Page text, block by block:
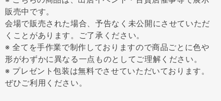
販売中です。
会場で販売された場合、予告なく未公開にさせていただ
くことがあります。ご了承ください。
※ 全てを手作業で制作しておりますので商品ごとに色や
形がわずかに異なる一点ものとしてご理解ください。
※ プレゼント包装は無料でさせていただいております。
ぜひご利用ください。